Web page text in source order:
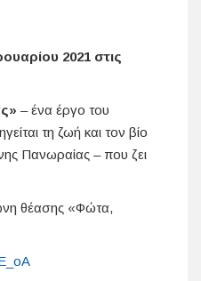
2021 στις
– ένα έργο του
τη ζωή και τον βίο
Πανωραίας – που ζει
θέασης «Φώτα,